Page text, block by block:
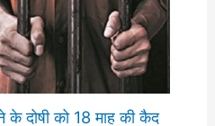
के दोषी को 18 माह की कैद